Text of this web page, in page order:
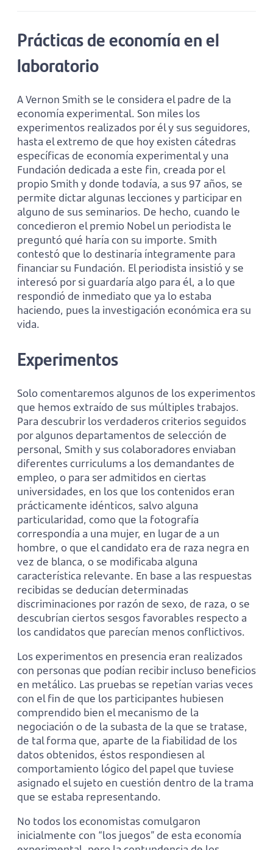
Prácticas de economía en el
laboratorio
A Vernon Smith se le considera el padre de la
economía experimental. Son miles los
experimentos realizados por él y sus seguidores,
hasta el extremo de que hoy existen cátedras
específicas de economía experimental y una
Fundación dedicada a este fin, creada por el
propio Smith y donde todavía, a sus 97 años, se
permite dictar algunas lecciones y participar en
alguno de sus seminarios. De hecho, cuando le
concedieron el premio Nobel un periodista le
preguntó qué haría con su importe. Smith
contestó que lo destinaría íntegramente para
financiar su Fundación. El periodista insistió y se
interesó por si guardaría algo para él, a lo que
respondió de inmediato que ya lo estaba
haciendo, pues la investigación económica era su
vida.
Experimentos
Solo comentaremos algunos de los experimentos
que hemos extraído de sus múltiples trabajos.
Para descubrir los verdaderos criterios seguidos
por algunos departamentos de selección de
personal, Smith y sus colaboradores enviaban
diferentes curriculums a los demandantes de
empleo, o para ser admitidos en ciertas
universidades, en los que los contenidos eran
prácticamente idénticos, salvo alguna
particularidad, como que la fotografía
correspondía a una mujer, en lugar de a un
hombre, o que el candidato era de raza negra en
vez de blanca, o se modificaba alguna
característica relevante. En base a las respuestas
recibidas se deducían determinadas
discriminaciones por razón de sexo, de raza, o se
descubrían ciertos sesgos favorables respecto a
los candidatos que parecían menos conflictivos.
Los experimentos en presencia eran realizados
con personas que podían recibir incluso beneficios
en metálico. Las pruebas se repetían varias veces
con el fin de que los participantes hubiesen
comprendido bien el mecanismo de la
negociación o de la subasta de la que se tratase,
de tal forma que, aparte de la fiabilidad de los
datos obtenidos, éstos respondiesen al
comportamiento lógico del papel que tuviese
asignado el sujeto en cuestión dentro de la trama
que se estaba representando.
No todos los economistas comulgaron
inicialmente con “los juegos” de esta economía